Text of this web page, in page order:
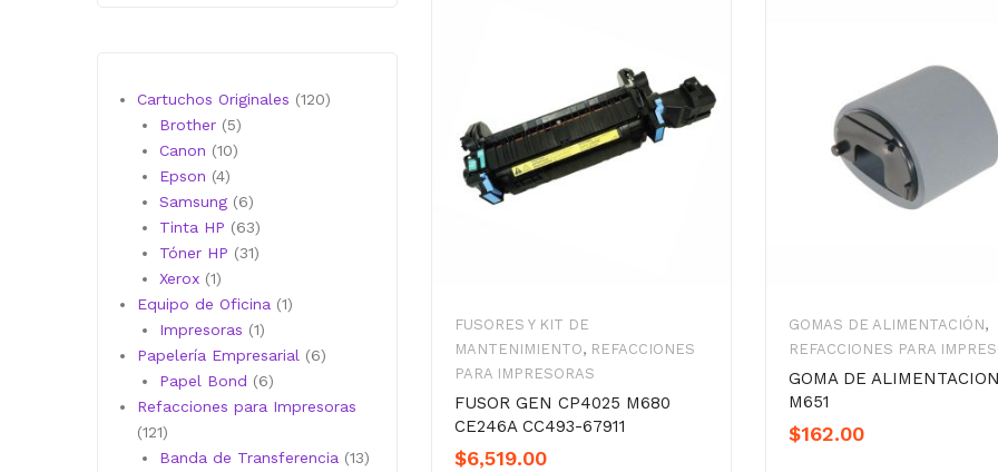
FUSORES Y KIT DE
MANTENIMIENTO, REFACCIONES
PARA IMPRESORAS
FUSOR GEN CP4025 M680
CE246A CC493-67911
$6,519.00
GOMAS DE ALIMENTACIÓN,
REFACCIONES PARA
GOMA DE ALIMENTACION
M651
$162.00
Cartuchos Originales 120120
Brother 55
productos
Canon 1010
Epson 44
productos
Samsung 66
productos
Tinta HP 6363
productos
Tóner HP 3131
Xerox 11
producto
Equipo de Oficina 11
Impresoras 11
producto
Papelería Empresarial 66
Papel Bond 66
productos
Refacciones para Impresoras
121121
productos
Banda de Transferencia 1313